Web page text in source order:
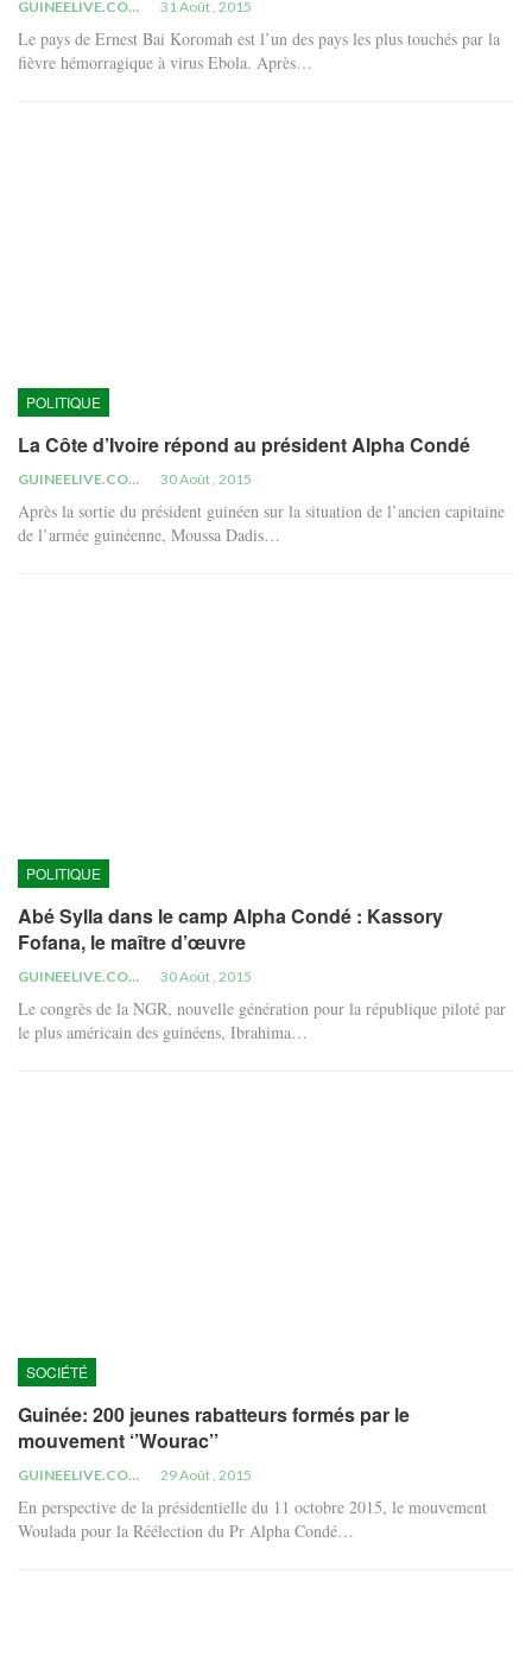
GUINEELIVE.COM 31 Août , 2015
Le pays de Ernest Bai Koromah est l’un des pays les plus touchés par la
fièvre hémorragique à virus Ebola. Après…
POLITIQUE
La Côte d’Ivoire répond au président Alpha Condé
GUINEELIVE.COM 30 Août , 2015
Après la sortie du président guinéen sur la situation de l’ancien capitaine
de l’armée guinéenne, Moussa Dadis…
POLITIQUE
Abé Sylla dans le camp Alpha Condé : Kassory
Fofana, le maître d’œuvre
GUINEELIVE.COM 30 Août , 2015
Le congrès de la NGR, nouvelle génération pour la république piloté par
le plus américain des guinéens, Ibrahima…
SOCIÉTÉ
Guinée: 200 jeunes rabatteurs formés par le
mouvement ‘’Wourac’’
GUINEELIVE.COM 29 Août , 2015
En perspective de la présidentielle du 11 octobre 2015, le mouvement
Woulada pour la Réélection du Pr Alpha Condé…